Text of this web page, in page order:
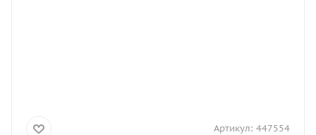
Артикул: 447554